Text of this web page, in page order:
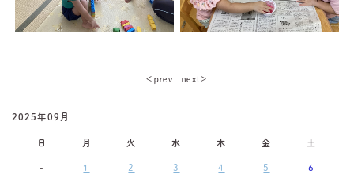
＜ｐｒｅｖ ｎｅｘｔ＞
2025年09月
日 月 火 水 木 金 土
- 1 2 3 4 5 6